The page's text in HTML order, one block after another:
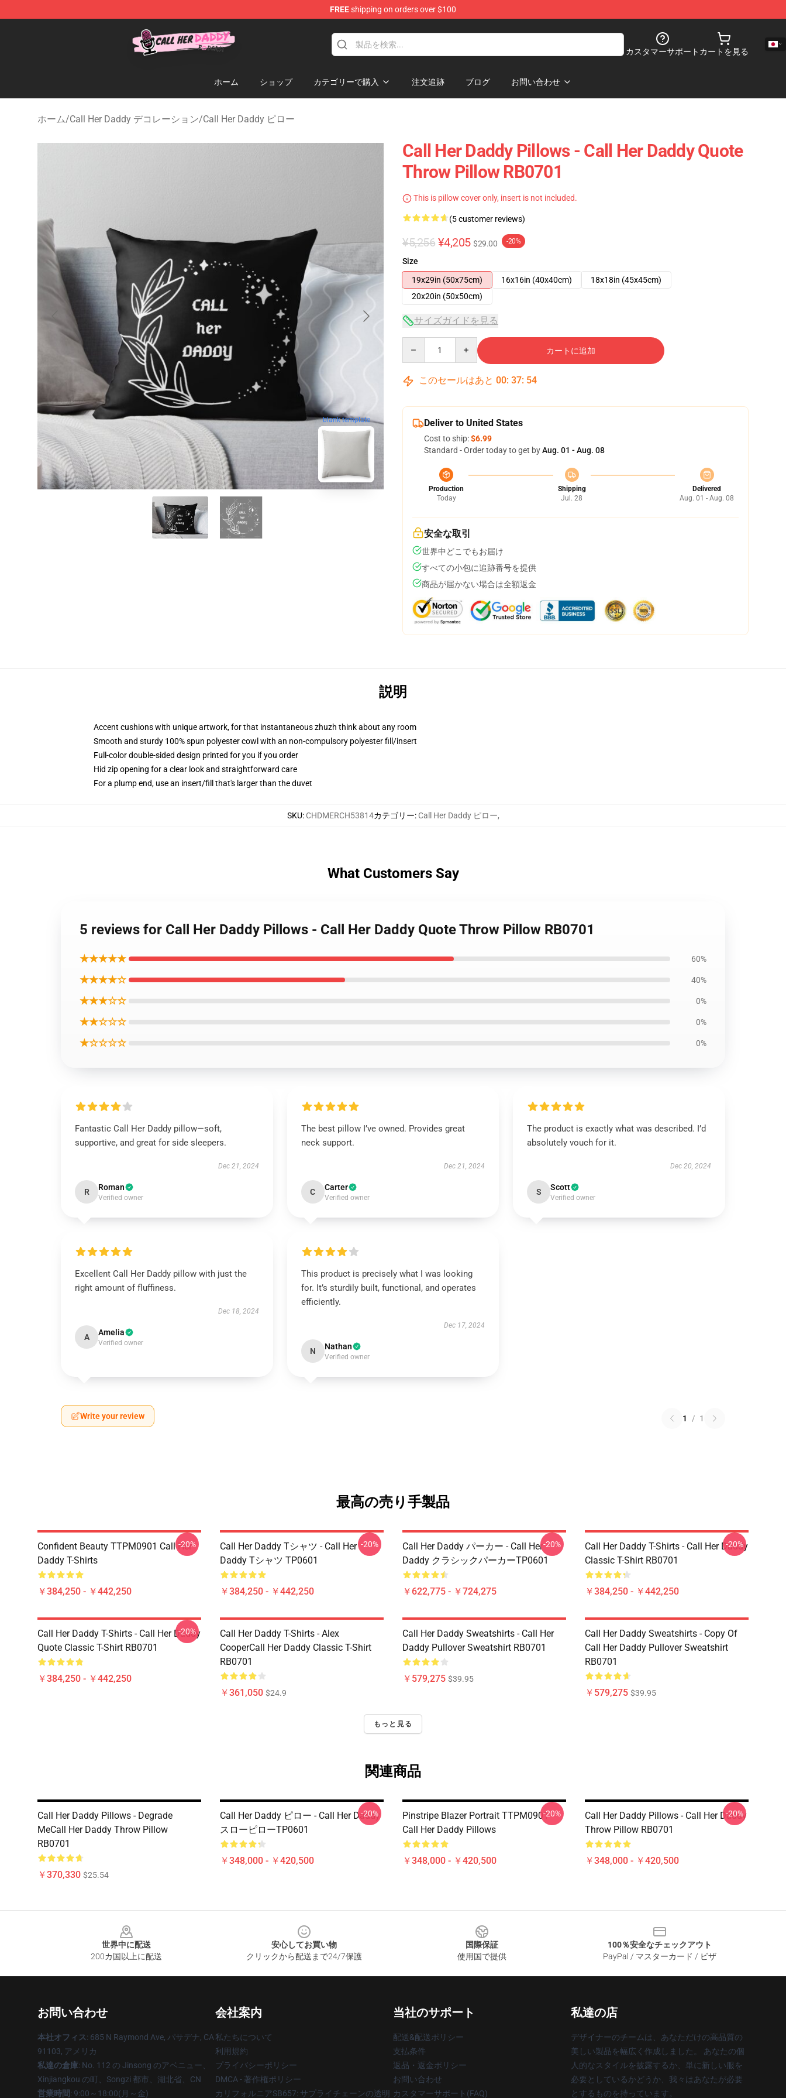
FREEshipping on orders over $100
Call Her Daddy Store - Official Call Her Daddy Merchandise Shop
カスタマーサポート カートを見る
ホーム ショップ カテゴリーで購入 注文追跡 ブログ お問い合わせ
ホーム/Call Her Daddy デコレーション/Call Her Daddy ピロー
blank template
Call Her Daddy Pillows - Call Her Daddy Quote
Throw Pillow RB0701
This is pillow cover only, insert is not included.
(5 customer reviews)
¥5,256 ¥4,205 $29.00 -20%
Size
19x29in (50x75cm)
16x16in (40x40cm)
18x18in (45x45cm)
20x20in (50x50cm)
サイズガイドを見る
カートに追加
このセールはあと 00: 37: 53
Deliver to United States
Cost to ship:$6.99
Standard - Order today to get byAug. 01 - Aug. 08
Production
Today
Shipping
Jul. 28
Delivered
Aug. 01 - Aug. 08
安全な取引
世界中どこでもお届け
すべての小包に追跡番号を提供
商品が届かない場合は全額返金
説明
Accent cushions with unique artwork, for that instantaneous zhuzh think about any room
Smooth and sturdy 100% spun polyester cowl with an non-compulsory polyester fill/insert
Full-color double-sided design printed for you if you order
Hid zip opening for a clear look and straightforward care
For a plump end, use an insert/fill that's larger than the duvet
SKU: CHDMERCH53814カテゴリー: Call Her Daddy ピロー,
What Customers Say
5 reviews for Call Her Daddy Pillows - Call Her Daddy Quote Throw Pillow RB0701
★★★★★ 60%
★★★★☆ 40%
★★★☆☆ 0%
★★☆☆☆ 0%
★☆☆☆☆ 0%
Fantastic Call Her Daddy pillow—soft,
supportive, and great for side sleepers.
Dec 21, 2024
R Roman
Verified owner
The best pillow I’ve owned. Provides great
neck support.
Dec 21, 2024
C Carter
Verified owner
The product is exactly what was described. I’d
absolutely vouch for it.
Dec 20, 2024
S Scott
Verified owner
Excellent Call Her Daddy pillow with just the
right amount of fluffiness.
Dec 18, 2024
A Amelia
Verified owner
This product is precisely what I was looking
for. It’s sturdily built, functional, and operates
efficiently.
Dec 17, 2024
N Nathan
Verified owner
Write your review 1 / 1
最高の売り手製品
Confident Beauty TTPM0901 Call Her
Daddy T-Shirts
￥384,250 - ￥442,250
-20%
Call Her Daddy Tシャツ - Call Her
Daddy Tシャツ TP0601
￥384,250 - ￥442,250
-20%
Call Her Daddy パーカー - Call Her
Daddy クラシックパーカーTP0601
￥622,775 - ￥724,275
-20%
Call Her Daddy T-Shirts - Call Her Daddy
Classic T-Shirt RB0701
￥384,250 - ￥442,250
-20%
Call Her Daddy T-Shirts - Call Her Daddy
Quote Classic T-Shirt RB0701
￥384,250 - ￥442,250
-20%
Call Her Daddy T-Shirts - Alex
CooperCall Her Daddy Classic T-Shirt
RB0701
￥361,050 $24.9
Call Her Daddy Sweatshirts - Call Her
Daddy Pullover Sweatshirt RB0701
￥579,275 $39.95
Call Her Daddy Sweatshirts - Copy Of
Call Her Daddy Pullover Sweatshirt
RB0701
￥579,275 $39.95
もっと見る
関連商品
Call Her Daddy Pillows - Degrade
MeCall Her Daddy Throw Pillow
RB0701
￥370,330 $25.54
Call Her Daddy ピロー - Call Her Daddy
スローピローTP0601
￥348,000 - ￥420,500
-20%
Pinstripe Blazer Portrait TTPM0901
Call Her Daddy Pillows
￥348,000 - ￥420,500
-20%
Call Her Daddy Pillows - Call Her Daddy
Throw Pillow RB0701
￥348,000 - ￥420,500
-20%
世界中に配送
200カ国以上に配送
安心してお買い物
クリックから配送まで24/7保護
国際保証
使用国で提供
100％安全なチェックアウト
PayPal / マスターカード / ビザ
お問い合わせ
本社オフィス: 685 N Raymond Ave, パサデナ, CA
91103, アメリカ
私達の倉庫: No. 112 の Jinsong のアベニュー、
Xinjiangkou の町、Songzi 都市、湖北省、CN
営業時間: 9:00～18:00(月～金)
会社案内
私たちについて
利用規約
プライバシーポリシー
DMCA - 著作権ポリシー
カリフォルニアSB657: サプライチェーンの透明
当社のサポート
配送&配送ポリシー
支払条件
返品・返金ポリシー
お問い合わせ
カスタマーサポート(FAQ)
私達の店
デザイナーのチームは、あなただけの高品質の
美しい製品を幅広く作成しました。 あなたの個
人的なスタイルを披露するか、単に新しい服を
必要としているかどうか、我々はあなたが必要
とするものを持っています。